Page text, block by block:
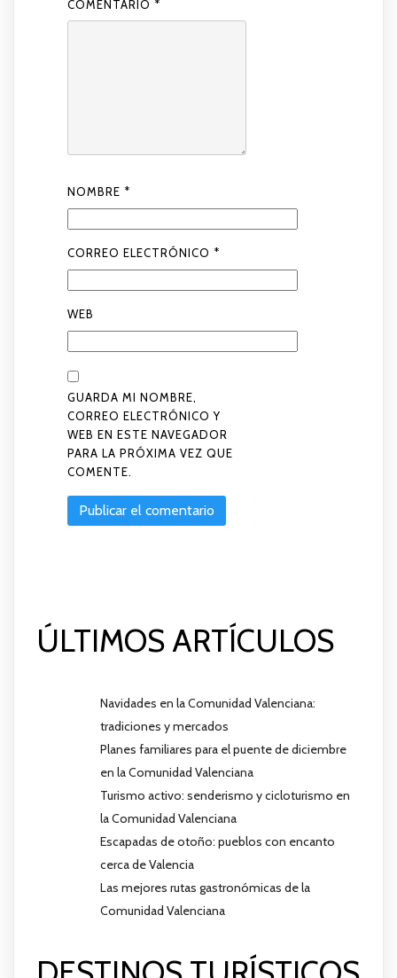
COMENTARIO *
NOMBRE *
CORREO ELECTRÓNICO *
WEB
GUARDA MI NOMBRE,
CORREO ELECTRÓNICO Y
WEB EN ESTE NAVEGADOR
PARA LA PRÓXIMA VEZ QUE
COMENTE.
ÚLTIMOS ARTÍCULOS
Navidades en la Comunidad Valenciana:
tradiciones y mercados
Planes familiares para el puente de diciembre
en la Comunidad Valenciana
Turismo activo: senderismo y cicloturismo en
la Comunidad Valenciana
Escapadas de otoño: pueblos con encanto
cerca de Valencia
Las mejores rutas gastronómicas de la
Comunidad Valenciana